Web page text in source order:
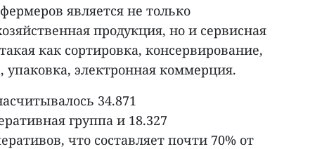
является не только
продукция, но и сервисная
как сортировка, консервирование,
упаковка, электронная коммерция.
34.871
группа и 18.327
что составляет почти 70% от